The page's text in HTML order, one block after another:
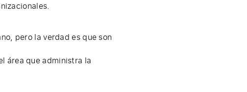
pero la verdad es que son
área que administra la